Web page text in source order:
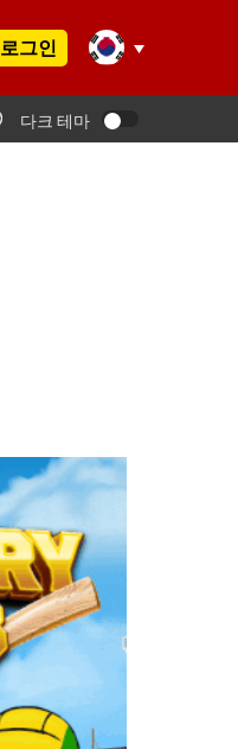
로그인
다크 테마